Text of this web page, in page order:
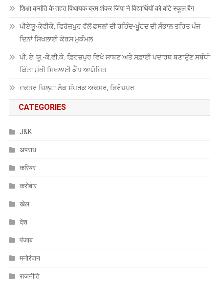
शिक्षा क्रांति के तहत विधायक ब्रम शंकर जिंपा ने विद्यार्थियों को बांटे स्कूल बैग
ਪੀਏਯੂੑ-ਕੇਵੀਕੇ, ਫਿਰੋਜ਼ਪੁਰ ਵੱਲੋਂ ਫਸਲਾਂ ਦੀ ਰਹਿੰਦ-ਖੂੰਹਦ ਦੀ ਸੰਭਾਲ ਤਹਿਤ ਪੰਜ
ਦਿਨਾਂ ਸਿਖਲਾਈ ਕੋਰਸ ਮੁਕੰਮਲ
ਪੀ. ਏ. ਯੂ.-ਕੇ.ਵੀ.ਕੇ. ਫ਼ਿਰੋਜ਼ਪੁਰ ਵਿਖੇ ਸਾਬਣ ਅਤੇ ਸਫ਼ਾਈ ਪਦਾਰਥ ਬਣਾਉਣ ਸਬੰਧੀ
ਕਿੱਤਾ ਮੁੱਖੀ ਸਿਖਲਾਈ ਕੈਂਪ ਆਯੋਜਿਤ
ਦਫ਼ਤਰ ਜ਼ਿਲ੍ਹਾ ਲੋਕ ਸੰਪਰਕ ਅਫ਼ਸਰ, ਫ਼ਿਰੋਜ਼ਪੁਰ
CATEGORIES
J&K
अपराध
करियर
करोबार
खेल
देश
पंजाब
मनोरंजन
राजनीति